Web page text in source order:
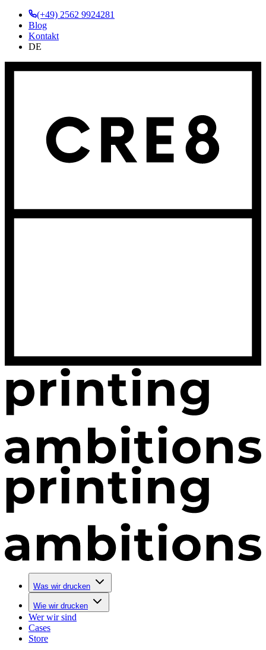
(+49) 2562 9924281
Blog
Kontakt
DE
Was wir drucken
Wie wir drucken
Wer wir sind
Cases
Store